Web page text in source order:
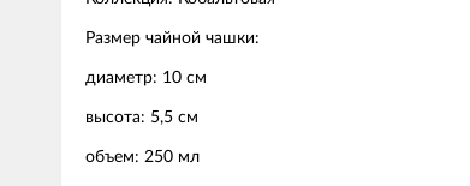
Размер чайной чашки:
диаметр: 10 см
высота: 5,5 см
объем: 250 мл